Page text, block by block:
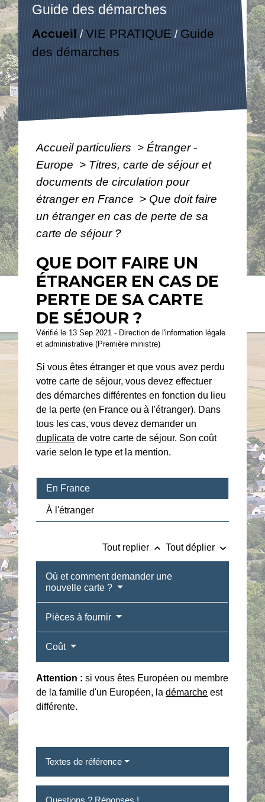
Guide des démarches
Accueil /VIE PRATIQUE / Guide
des démarches
Accueil particuliers > Étranger -
Europe > Titres, carte de séjour et
documents de circulation pour
étranger en France > Que doit faire
un étranger en cas de perte de sa
carte de séjour ?
QUE DOIT FAIRE UN
ÉTRANGER EN CAS DE
PERTE DE SA CARTE
DE SÉJOUR ?
Vérifié le 13 Sep 2021 - Direction de l'information légale
et administrative (Première ministre)
Si vous êtes étranger et que vous avez perdu
votre carte de séjour, vous devez effectuer
des démarches différentes en fonction du lieu
de la perte (en France ou à l'étranger). Dans
tous les cas, vous devez demander un
duplicata de votre carte de séjour. Son coût
varie selon le type et la mention.
En France
À l'étranger
Tout replier keyboard_arrow_up Tout déplier keyboard_arrow_down
Où et comment demander une
nouvelle carte ?
Pièces à fournir
Coût
Attention : si vous êtes Européen ou membre
de la famille d'un Européen, ladémarche est
différente.
Textes de référence